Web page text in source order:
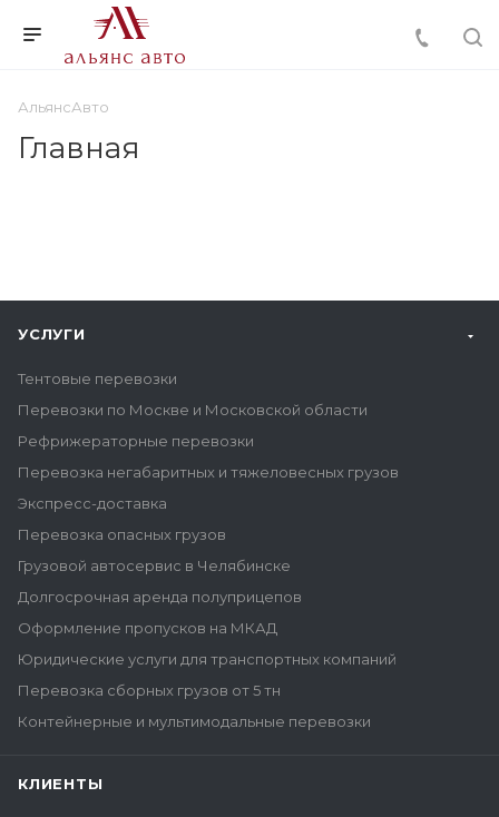
АльянсАвто
Главная
УСЛУГИ
Тентовые перевозки
Перевозки по Москве и Московской области
Рефрижераторные перевозки
Перевозка негабаритных и тяжеловесных грузов
Экспресс-доставка
Перевозка опасных грузов
Грузовой автосервис в Челябинске
Долгосрочная аренда полуприцепов
Оформление пропусков на МКАД
Юридические услуги для транспортных компаний
Перевозка сборных грузов от 5 тн
Контейнерные и мультимодальные перевозки
КЛИЕНТЫ